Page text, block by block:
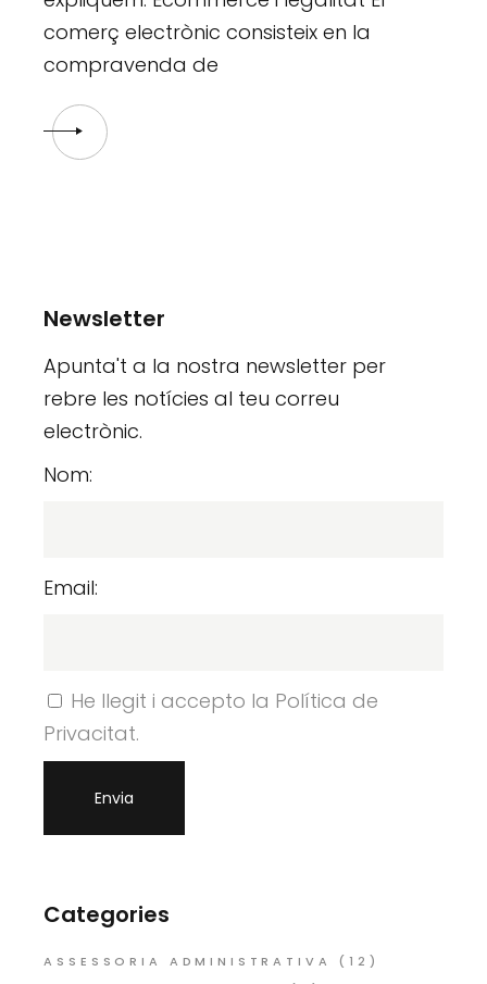
comerç electrònic consisteix en la
compravenda de
Newsletter
Apunta't a la nostra newsletter per
rebre les notícies al teu correu
electrònic.
Nom:
Email:
He llegit i accepto la Política de
Privacitat.
Categories
ASSESSORIA ADMINISTRATIVA
(12)